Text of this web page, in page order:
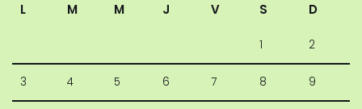
L
M M J V S D
1 2
3 4 5 6 7 8 9